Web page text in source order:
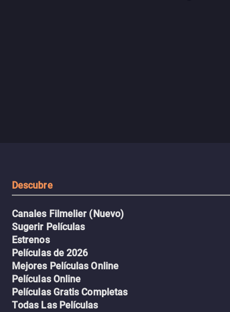
Descubre
Canales Filmelier (Nuevo)
Sugerir Películas
Estrenos
Películas de 2026
Mejores Películas Online
Películas Online
Películas Gratis Completas
Todas Las Películas